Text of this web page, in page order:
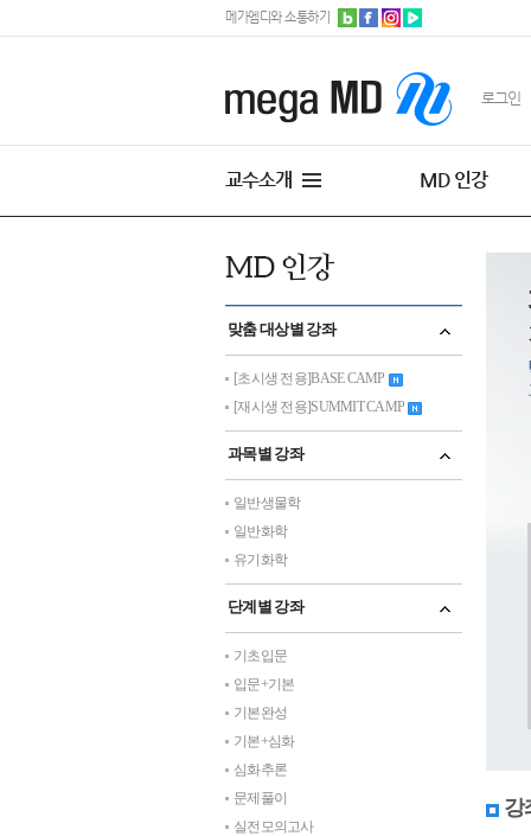
메가엠디와 소통하기
로그인
교수소개 MD 인강
맞춤 대상별 강좌
[초시생 전용]BASE CAMP
[재시생 전용]SUMMIT CAMP
과목별 강좌
일반생물학
일반화학
유기화학
단계별 강좌
기초입문
입문+기본
기본완성
기본+심화
심화추론
문제풀이
실전모의고사
강